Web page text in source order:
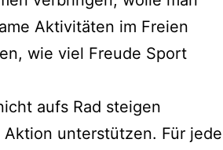
Aktivitäten im Freien
wie viel Freude Sport
aufs Rad steigen
unterstützen. Für jede